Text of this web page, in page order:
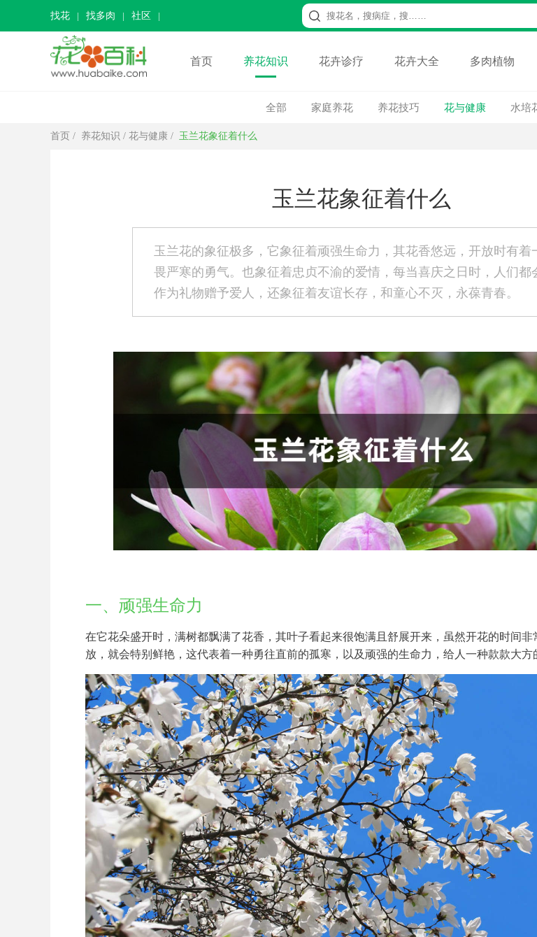
找花 找多肉 社区
首页 养花知识 花卉诊疗 花卉大全 多肉植物
全部 家庭养花 养花技巧 花与健康 水培
首页 / 养花知识 / 花与健康 / 玉兰花象征着什么
玉兰花象征着什么
玉兰花的象征极多，它象征着顽强生命力，其花香悠远，开放时有着
畏严寒的勇气。也象征着忠贞不渝的爱情，每当喜庆之日时，人们都
作为礼物赠予爱人，还象征着友谊长存，和童心不灭，永葆青春。
一、顽强生命力
在它花朵盛开时，满树都飘满了花香，其叶子看起来很饱满且舒展开来，虽然开花的时间非
放，就会特别鲜艳，这代表着一种勇往直前的孤寒，以及顽强的生命力，给人一种款款大方